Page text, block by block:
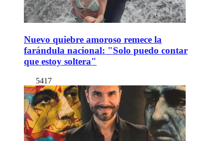
Nuevo quiebre amoroso remece la
farándula nacional: "Solo puedo contar
que estoy soltera"
5417